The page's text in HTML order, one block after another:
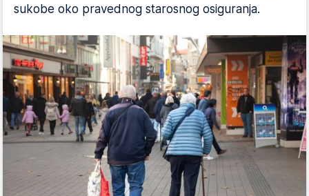
sukobe oko pravednog starosnog osiguranja.